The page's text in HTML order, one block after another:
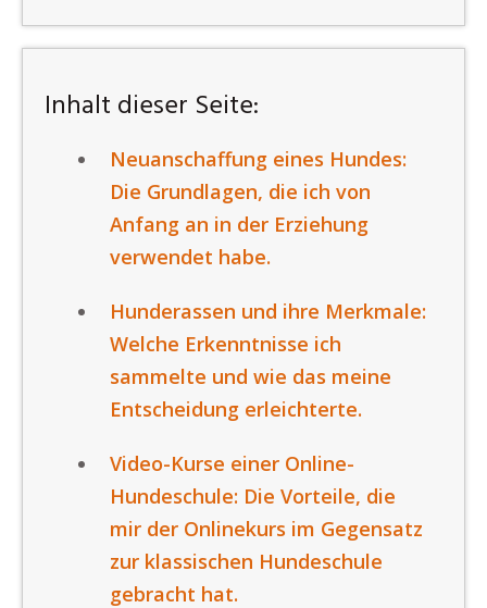
Inhalt dieser Seite:
Neuanschaffung eines Hundes:
Die Grundlagen, die ich von
Anfang an in der Erziehung
verwendet habe.
Hunderassen und ihre Merkmale:
Welche Erkenntnisse ich
sammelte und wie das meine
Entscheidung erleichterte.
Video-Kurse einer Online-
Hundeschule: Die Vorteile, die
mir der Onlinekurs im Gegensatz
zur klassischen Hundeschule
gebracht hat.